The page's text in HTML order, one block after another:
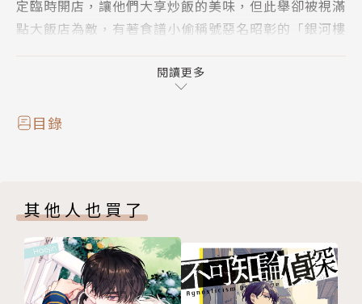
定臨時開店，讓他們大享炒飯的美味，但此舉卻被視滿
點大飯店為敵，有著食譜小偷稱號惡名昭彰的「銀河樓
閱讀更多
目錄
其他人也買了